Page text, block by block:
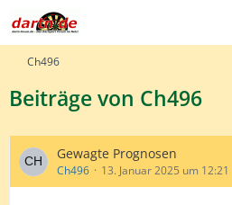
Ch496
Beiträge von Ch496
Gewagte Prognosen
Ch496 13. Januar 2025 um 12:21